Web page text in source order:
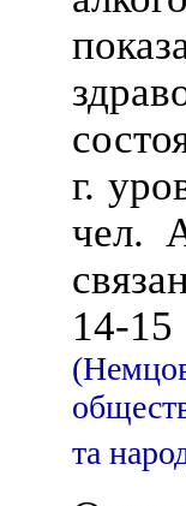
г.
чел.
14-
та